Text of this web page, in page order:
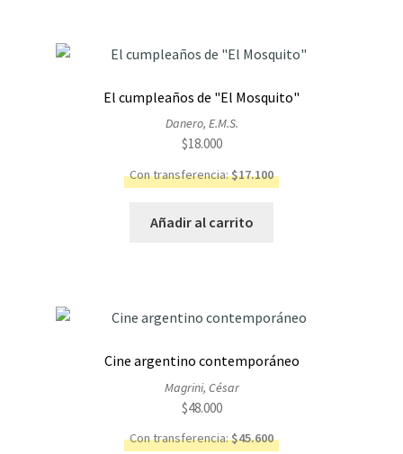
El cumpleaños de "El Mosquito"
Danero, E.M.S.
$18.000
Con transferencia:$17.100
Añadir al carrito
Cine argentino contemporáneo
Magrini, César
$48.000
Con transferencia:$45.600